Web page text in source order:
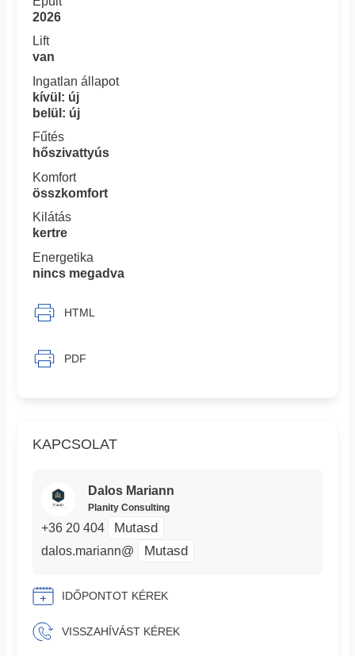
KAPCSOLAT
Dalos Mariann
Planity Consulting
+36 20 404 Mutasd
dalos.mariann@ Mutasd
IDŐPONTOT KÉREK
VISSZAHÍVÁST KÉREK
2026
Lift
van
Ingatlan állapot
kívül: új
belül: új
Fűtés
hőszivattyús
Komfort
összkomfort
Kilátás
kertre
Energetika
nincs megadva
HTML
PDF